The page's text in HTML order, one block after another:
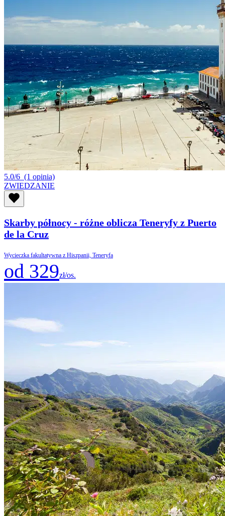
5.0/6 (1 opinia)
ZWIEDZANIE
Skarby północy - różne oblicza Teneryfy z Puerto
de la Cruz
Wycieczka fakultatywna z Hiszpanii, Teneryfa
od 329zł/os.